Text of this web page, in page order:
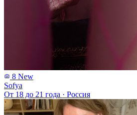
8 New
Sofya
От 18 до 21 года · Россия